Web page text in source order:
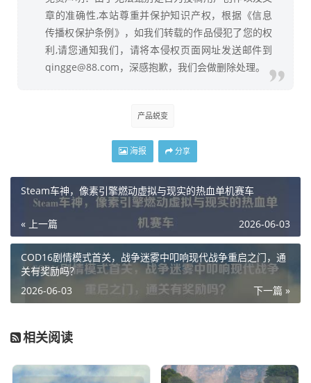
章的准确性,本站尊重并保护知识产权，根据《信息
传播权保护条例》，如我们转载的作品侵犯了您的权
利,请您通知我们，请将本侵权页面网址发送邮件到
qingge@88.com，深感抱歉，我们会做删除处理。
产品蜕变
海报 分享
Steam车神，像素引擎燃动虚拟与现实的热血单机赛车
« 上一篇 2026-06-03
COD16剧情模式首关，战争迷雾中叩响现代战争重启之门，通
关有奖励吗？
下一篇 »
2026-06-03
相关阅读